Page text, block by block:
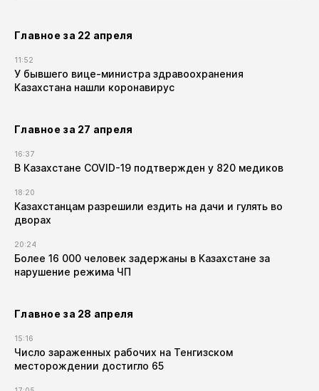
Главное за 22 апреля
11:52
У бывшего вице-министра здравоохранения
Казахстана нашли коронавирус
Главное за 27 апреля
16:37
В Казахстане COVID-19 подтвержден у 820 медиков
18:20
Казахстанцам разрешили ездить на дачи и гулять во
дворах
20:24
Более 16 000 человек задержаны в Казахстане за
нарушение режима ЧП
Главное за 28 апреля
15:16
Число зараженных рабочих на Тенгизском
месторождении достигло 65